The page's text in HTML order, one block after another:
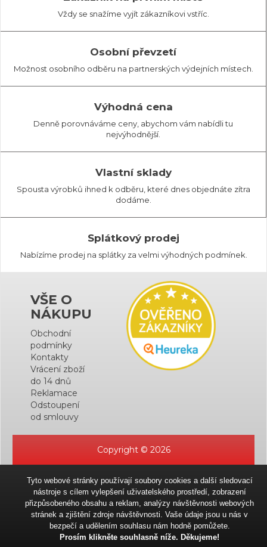
Vždy se snažíme vyjít zákazníkovi vstříc.
Osobní převzetí
Možnost osobního odběru na partnerských výdejních místech.
Výhodná cena
Denně porovnáváme ceny, abychom vám nabídli tu
nejvýhodnější.
Vlastní sklady
Spousta výrobků ihned k odběru, které dnes objednáte zítra
dodáme.
Splátkový prodej
Nabízíme prodej na splátky za velmi výhodných podmínek.
VŠE O
NÁKUPU
Obchodní
podmínky
Kontakty
Vrácení zboží
do 14 dnů
Reklamace
Odstoupení
od smlouvy
Copyright © 2026
Tyto webové stránky používají soubory cookies a další sledovací
nástroje s cílem vylepšení uživatelského prostředí, zobrazení
přizpůsobeného obsahu a reklam, analýzy návštěvnosti webových
stránek a zjištění zdroje návštěvnosti. Vaše údaje jsou u nás v
bezpečí a udělením souhlasu nám hodně pomůžete.
Prosím klikněte souhlasně níže. Děkujeme!